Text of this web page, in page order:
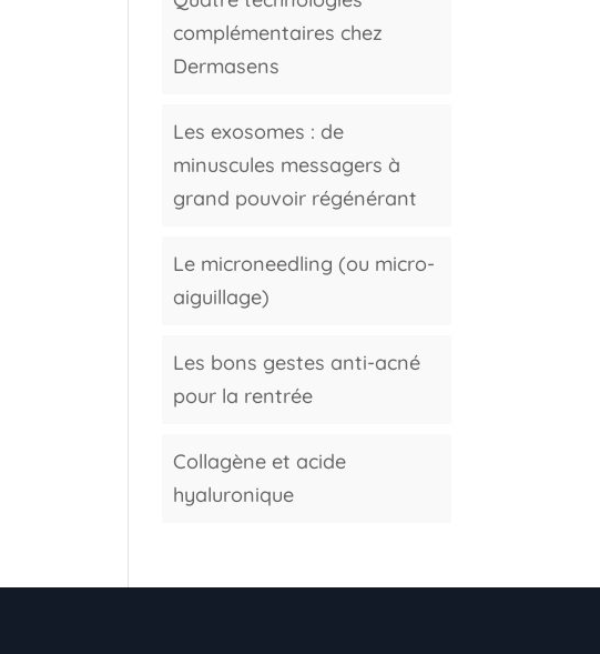
complémentaires chez
Dermasens
Les exosomes : de
minuscules messagers à
grand pouvoir régénérant
Le microneedling (ou micro-
aiguillage)
Les bons gestes anti-acné
pour la rentrée
Collagène et acide
hyaluronique